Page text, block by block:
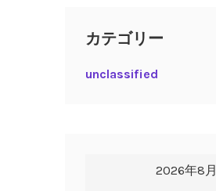
カテゴリー
unclassified
2026年8月